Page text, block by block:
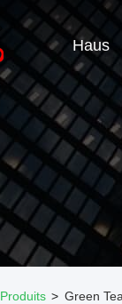
Haus
Produits > Green